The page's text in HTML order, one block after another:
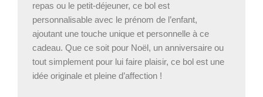
repas ou le petit-déjeuner, ce bol est
personnalisable avec le prénom de l’enfant,
ajoutant une touche unique et personnelle à ce
cadeau. Que ce soit pour Noël, un anniversaire ou
tout simplement pour lui faire plaisir, ce bol est une
idée originale et pleine d’affection !